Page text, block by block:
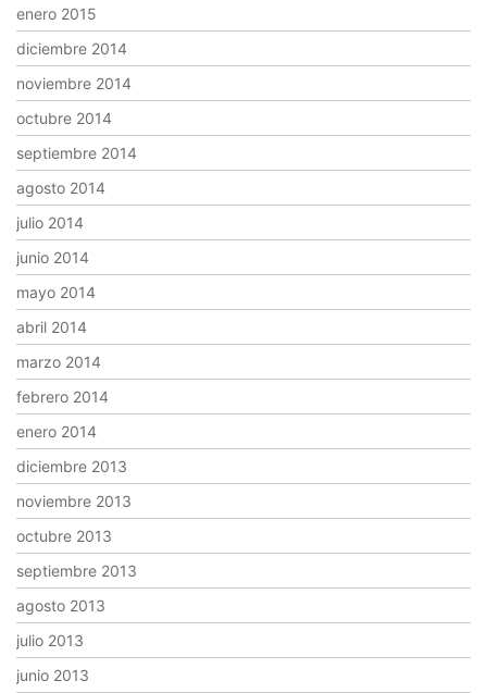
enero 2015
diciembre 2014
noviembre 2014
octubre 2014
septiembre 2014
agosto 2014
julio 2014
junio 2014
mayo 2014
abril 2014
marzo 2014
febrero 2014
enero 2014
diciembre 2013
noviembre 2013
octubre 2013
septiembre 2013
agosto 2013
julio 2013
junio 2013